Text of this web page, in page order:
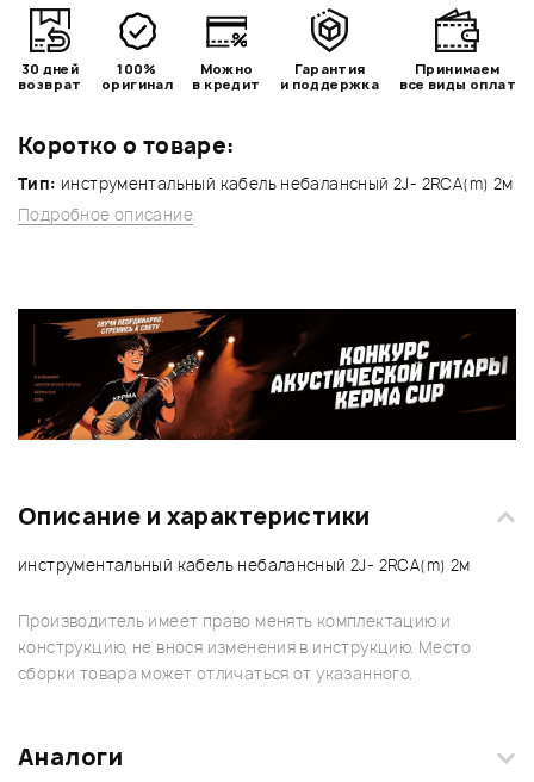
Коротко о товаре:
Тип: инструментальный кабель небалансный 2J- 2RCA(m) 2м
Подробное описание
30 дней
возврат
100%
оригинал
Можно
в кредит
Гарантия
и поддержка
Принимаем
все виды оплат
Описание и характеристики
инструментальный кабель небалансный 2J- 2RCA(m) 2м
Производитель имеет право менять комплектацию и
конструкцию, не внося изменения в инструкцию. Место
сборки товара может отличаться от указанного.
Аналоги